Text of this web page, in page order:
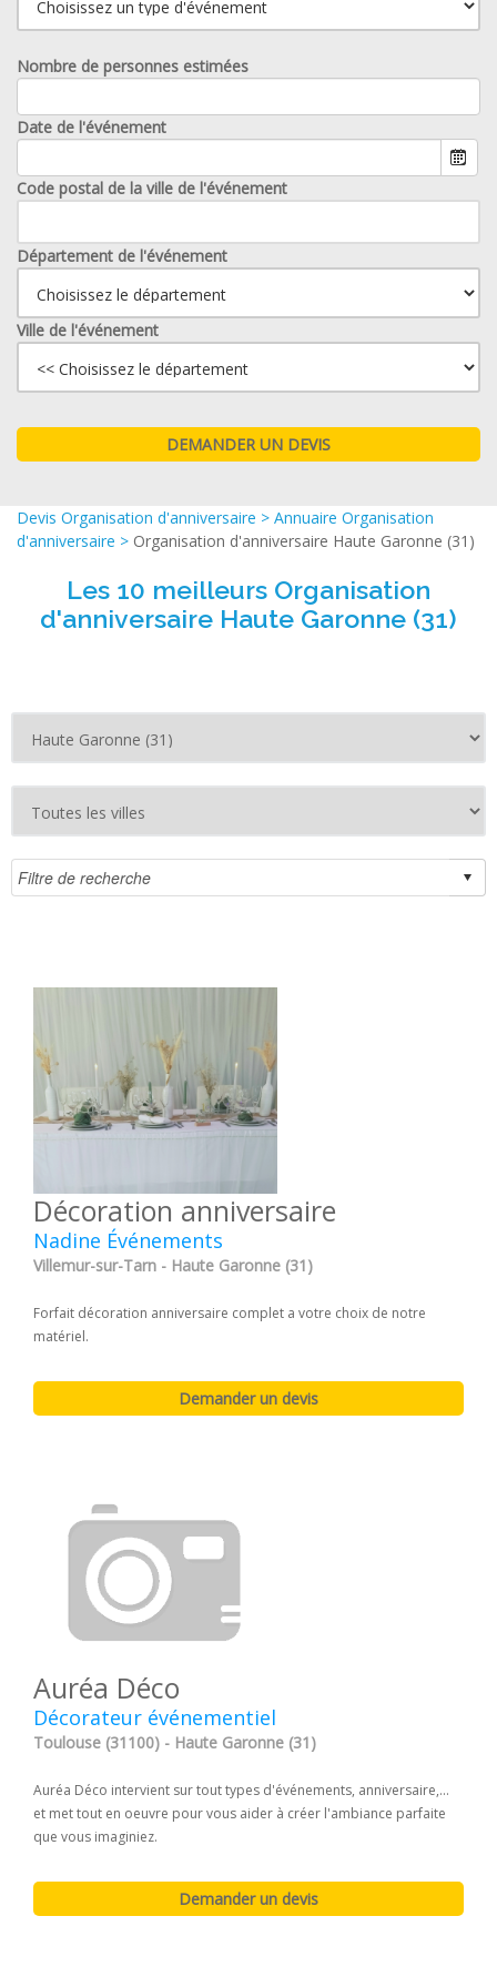
Nombre de personnes estimées
Date de l'événement
Code postal de la ville de l'événement
Département de l'événement
Ville de l'événement
Devis Organisation d'anniversaire > Annuaire Organisation
d'anniversaire > Organisation d'anniversaire Haute Garonne (31)
Les 10 meilleurs Organisation
d'anniversaire Haute Garonne (31)
Décoration anniversaire
Nadine Événements
Villemur-sur-Tarn - Haute Garonne (31)
Forfait décoration anniversaire complet a votre choix de notre
matériel.
Auréa Déco
Décorateur événementiel
Toulouse (31100) - Haute Garonne (31)
Auréa Déco intervient sur tout types d'événements, anniversaire,...
et met tout en oeuvre pour vous aider à créer l'ambiance parfaite
que vous imaginiez.